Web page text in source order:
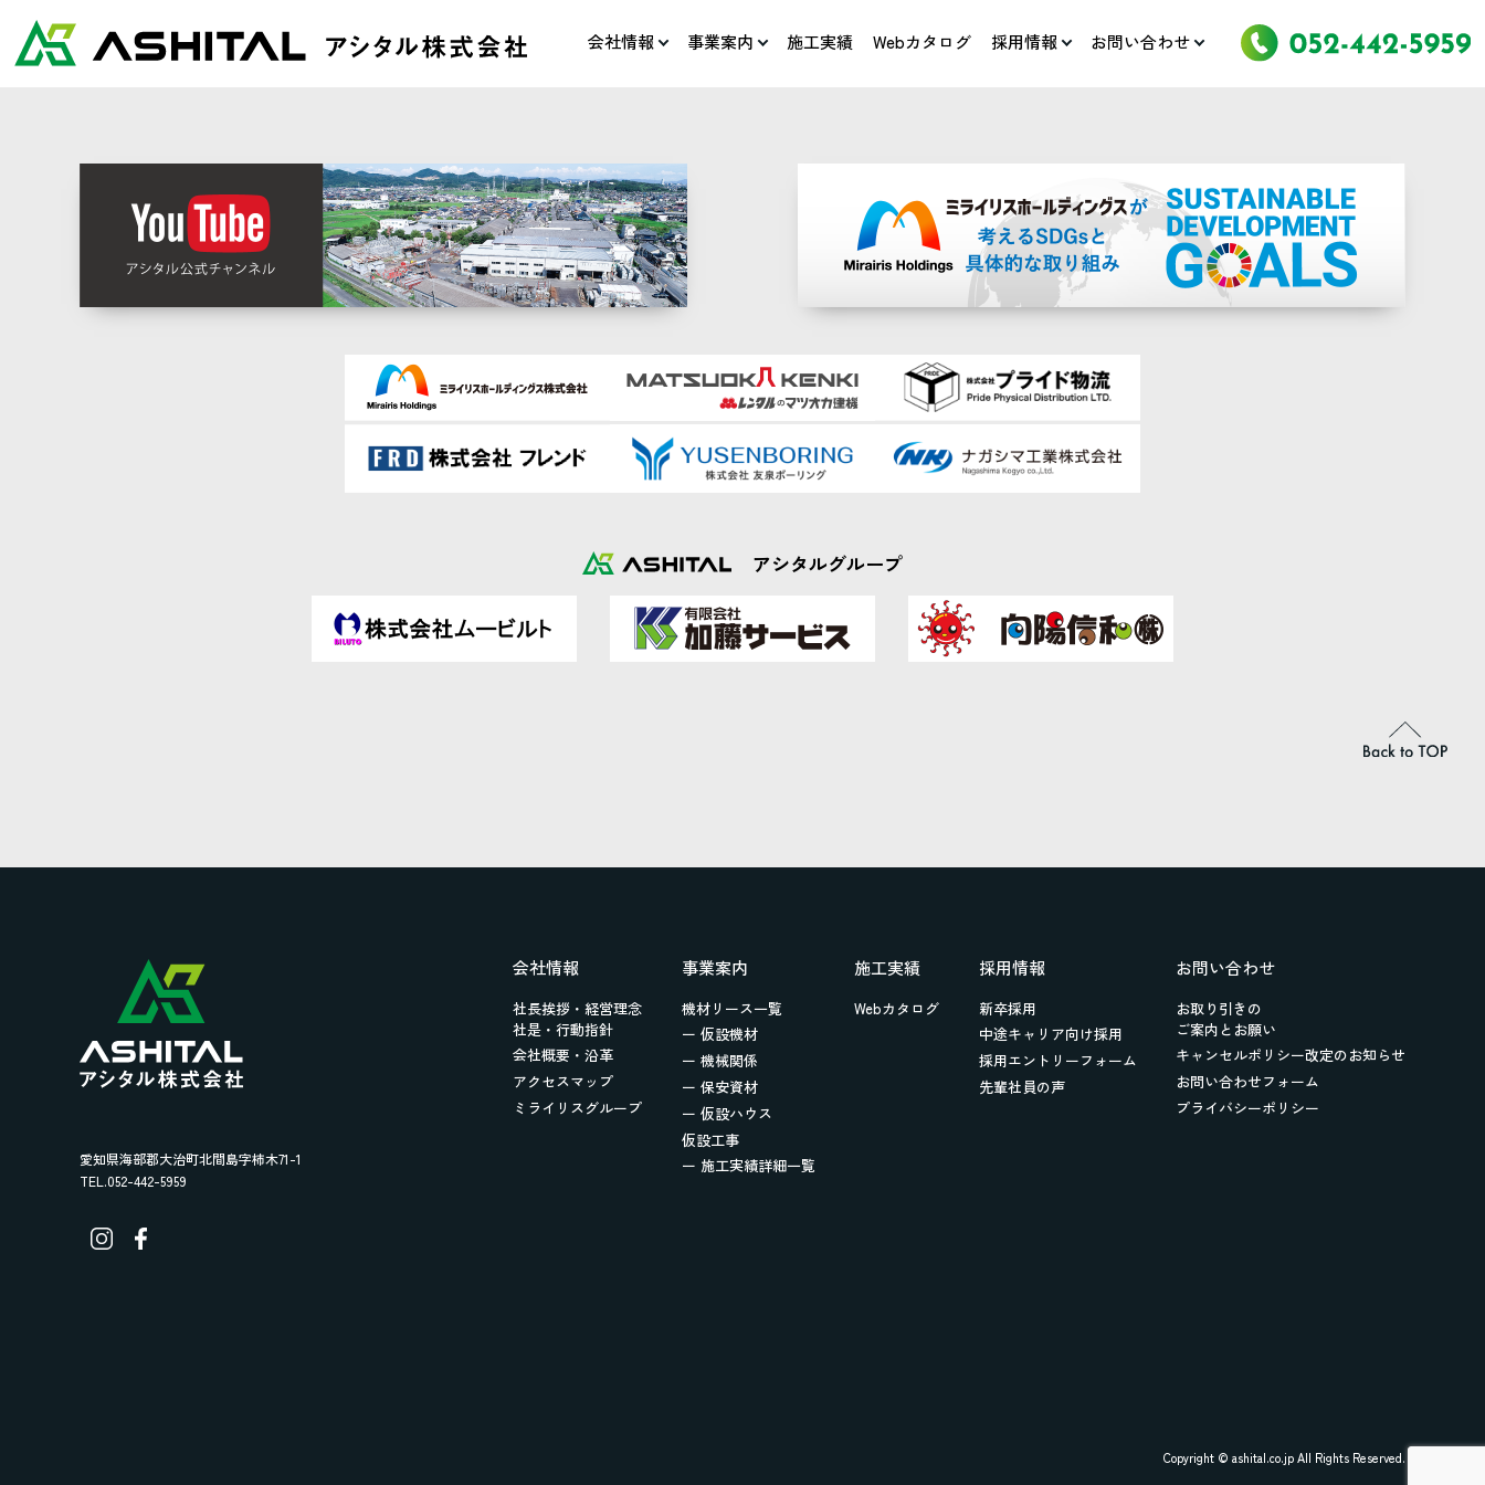
会社情報 事業案内 施工実績 Webカタログ 採用情報 お問い合わせ
アシタルグループ
愛知県海部郡大治町北間島字柿木71-1
TEL.052-442-5959
会社情報
社長挨拶・経営理念
社是・行動指針
会社概要・沿革
アクセスマップ
ミライリスグループ
事業案内
機材リース一覧
ー 仮設機材
ー 機械関係
ー 保安資材
ー 仮設ハウス
仮設工事
ー 施工実績詳細一覧
施工実績
Webカタログ
採用情報
新卒採用
中途キャリア向け採用
採用エントリーフォーム
先輩社員の声
お問い合わせ
お取り引きの
ご案内とお願い
キャンセルポリシー改定のお知らせ
お問い合わせフォーム
プライバシーポリシー
Copyright © ashital.co.jp All Rights Reserved.